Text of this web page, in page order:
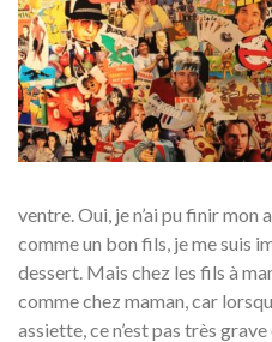
ventre. Oui, je n’ai pu finir
comme un bon fils, je me suis
dessert. Mais chez les fils à
comme chez maman, car
assiette, ce n’est pas très